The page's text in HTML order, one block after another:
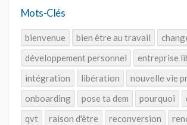
Mots-Clés
bienvenue bien être au travail
développement personnel
entreprise
intégration
libération
nouvelle vie
onboarding
pose ta dem pourquoi
qvt
raison d'être reconversion